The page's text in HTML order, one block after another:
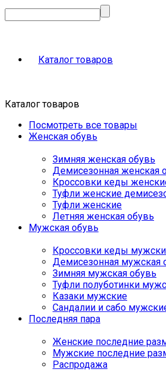
Каталог товаров
Каталог товаров
Посмотреть все товары
Женская обувь
Зимняя женская обувь
Демисезонная женская
Кроссовки кеды
Туфли женские
Туфли женские
Летняя женская обувь
Мужская обувь
Кроссовки кеды
Демисезонная мужская
Зимняя мужская обувь
Туфли полуботинки
Казаки мужские
Сандалии и сабо
Последняя пара
Женские последние
Мужские последние
Распродажа